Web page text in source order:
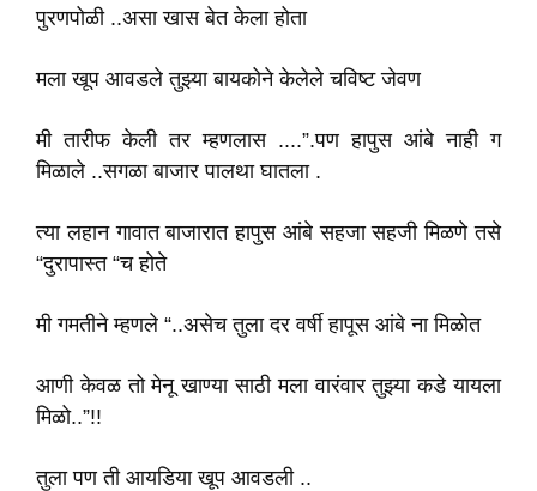
पुरणपोळी ..असा खास बेत केला होता
मला खूप आवडले तुझ्या बायकोने केलेले चविष्ट जेवण
मी तारीफ केली तर म्हणलास ....”.पण हापुस आंबे नाही ग
मिळाले ..सगळा बाजार पालथा घातला .
त्या लहान गावात बाजारात हापुस आंबे सहजा सहजी मिळणे तसे
“दुरापास्त “च होते
मी गमतीने म्हणले “..असेच तुला दर वर्षी हापूस आंबे ना मिळोत
आणी केवळ तो मेनू खाण्या साठी मला वारंवार तुझ्या कडे यायला
मिळो..”!!
तुला पण ती आयडिया खूप आवडली ..